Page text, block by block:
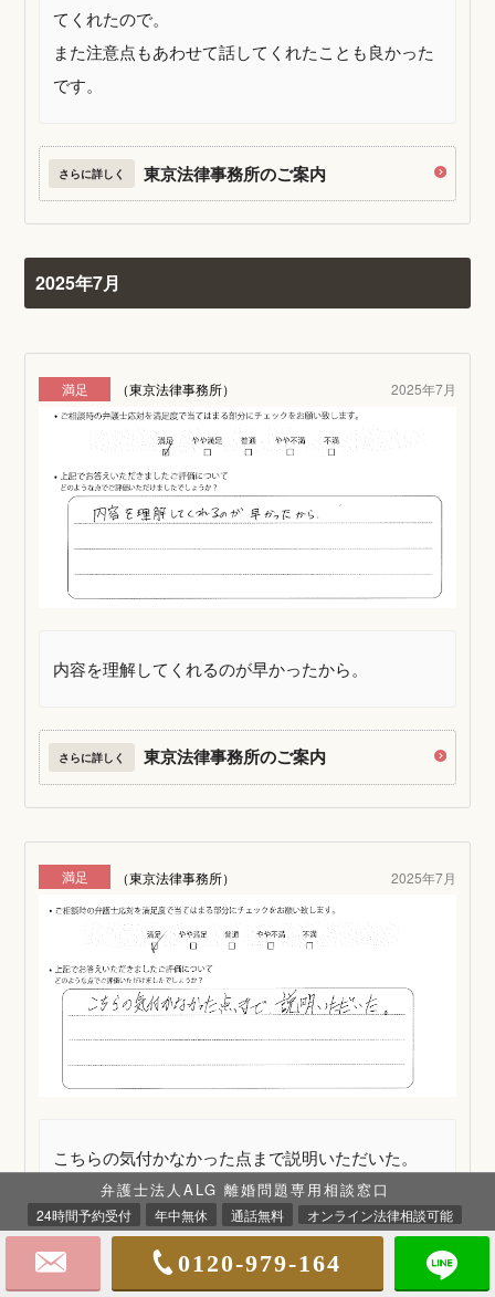
てくれたので。
また注意点もあわせて話してくれたことも良かった
です。
さらに詳しく 東京法律事務所のご案内
2025年7月
満足 （東京法律事務所） 2025年7月
内容を理解してくれるのが早かったから。
さらに詳しく 東京法律事務所のご案内
満足 （東京法律事務所） 2025年7月
こちらの気付かなかった点まで説明いただいた。
東京法律事務所のご案内
弁護士法人ALG 離婚問題専用相談窓口
24時間予約受付 年中無休 通話無料 オンライン法律相談可能
0120-979-164